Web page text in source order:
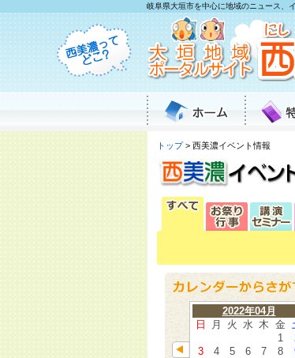
岐阜県大垣市を中心に地域のニュース、
トップ> 西美濃イベント情報
2022年04月
日
月 火 水 木 金
1
3
4 5 6 7 8